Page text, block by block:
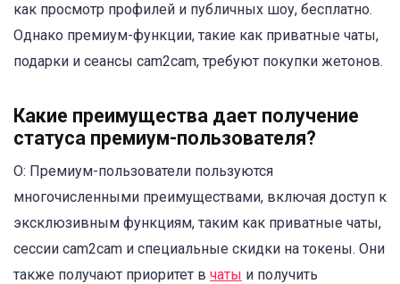
как просмотр профилей и публичных шоу, бесплатно.
Однако премиум-функции, такие как приватные чаты,
подарки и сеансы cam2cam, требуют покупки жетонов.
Какие преимущества дает получение
статуса премиум-пользователя?
О: Премиум-пользователи пользуются
многочисленными преимуществами, включая доступ к
эксклюзивным функциям, таким как приватные чаты,
сессии cam2cam и специальные скидки на токены. Они
также получают приоритет в чаты и получить